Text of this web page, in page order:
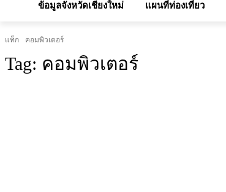
ข้อมูลจังหวัดเชียงใหม่ แผนที่ท่องเที่ยว
แท็ก คอมพิวเตอร์
Tag: คอมพิวเตอร์